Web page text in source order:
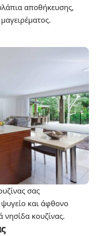
αποθήκευσης,
σας
και άφθονο
κουζίνας.